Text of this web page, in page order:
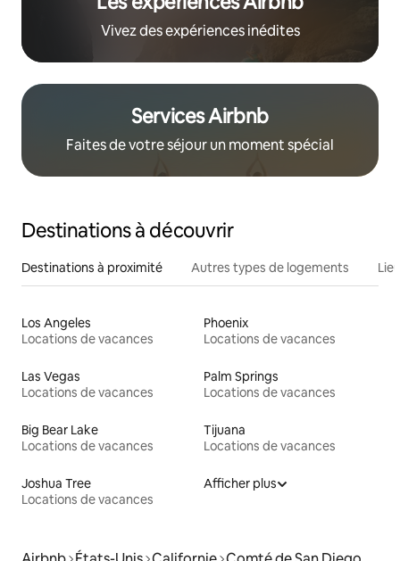
Vivez des expériences inédites
Services Airbnb
Faites de votre séjour un moment spécial
Destinations à découvrir
Destinations à proximité Autres types de logements
Los Angeles
Locations de vacances
Phoenix
Locations de vacances
Las Vegas
Locations de vacances
Palm Springs
Locations de vacances
Big Bear Lake
Locations de vacances
Tijuana
Locations de vacances
Joshua Tree
Locations de vacances
Afficher plus